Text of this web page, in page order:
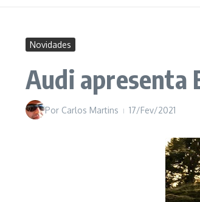
Novidades
Audi apresenta
Por Carlos Martins 17/Fev/2021